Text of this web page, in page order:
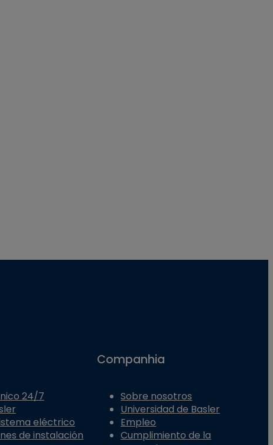
24/7
eléctrico
de instalación
Companhia
Sobre nosotros
Universidad de Basler
Empleo
Cumplimiento de la